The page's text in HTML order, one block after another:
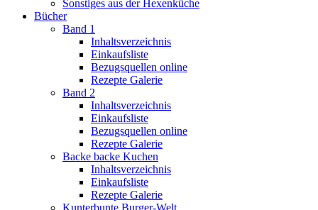
Sonstiges aus der Hexenküche
Bücher
Band 1
Inhaltsverzeichnis
Einkaufsliste
Bezugsquellen online
Rezepte Galerie
Band 2
Inhaltsverzeichnis
Einkaufsliste
Bezugsquellen online
Rezepte Galerie
Backe backe Kuchen
Inhaltsverzeichnis
Einkaufsliste
Rezepte Galerie
Kunterbunte Burger-Welt